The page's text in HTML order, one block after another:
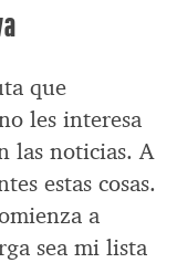
que
les interesa
las noticias. A
estas cosas.
a
sea mi lista